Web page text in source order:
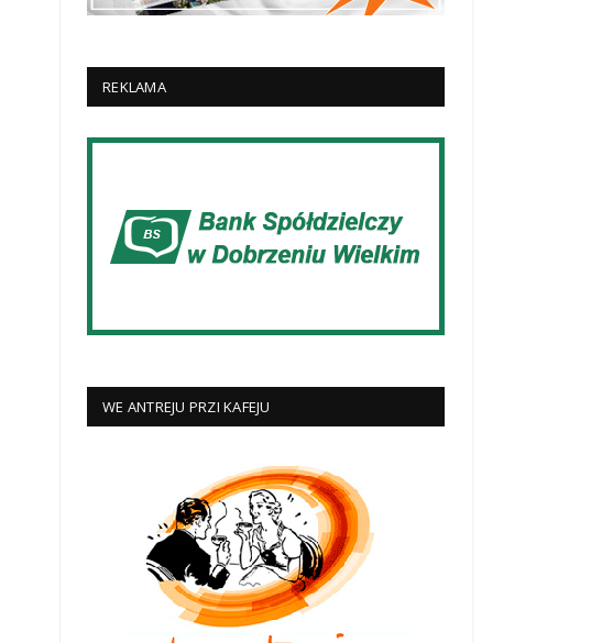
REKLAMA
WE ANTREJU PRZI KAFEJU